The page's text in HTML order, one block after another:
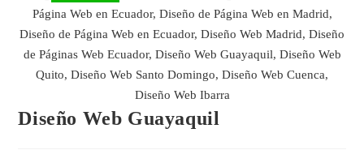
🔍
Diseño Web Guayaquil